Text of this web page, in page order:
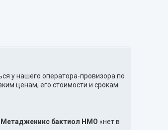
у нашего оператора-провизора по
ценам, его стоимости и срокам
Метадженикс бактиол НМО «нет в